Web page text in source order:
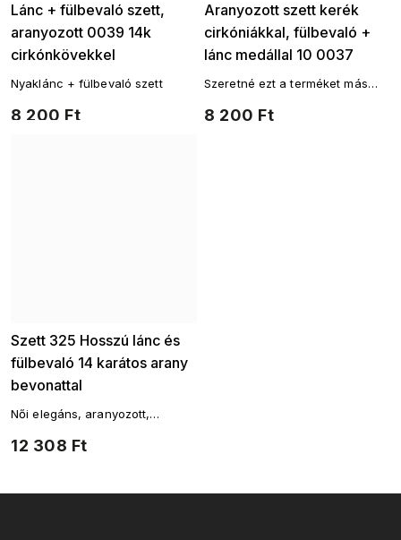
Lánc + fülbevaló szett,
aranyozott 0039 14k
cirkónkövekkel
8 200 Ft
Nyaklánc + fülbevaló szett
Aranyozott szett kerék
cirkóniákkal, fülbevaló +
lánc medállal 10 0037
8 200 Ft
Szeretné ezt a terméket más
Aranyozott láncokAranyozott
Szett 325 Hosszú lánc és
fülbevaló 14 karátos arany
bevonattal
12 308 Ft
Női elegáns, aranyozott,
golyós motívummal díszített